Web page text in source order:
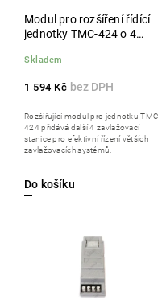
Modul pro rozšíření řídící
jednotky TMC-424 o 4
Skladem
1 594 Kč
Do košíku
Rozšiřující modul pro jednotku TMC-
424 přidává další 4 zavlažovací
stanice pro efektivní řízení větších
zavlažovacích systémů.